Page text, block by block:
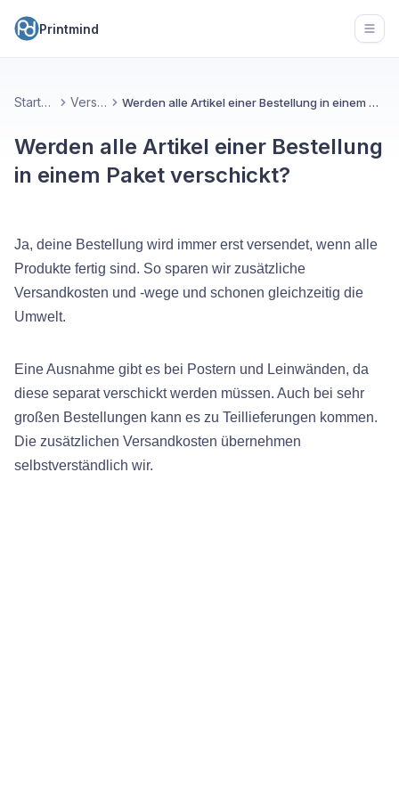
Printmind
Startseite Versand Werden alle Artikel einer Bestellung in einem Paket verschickt?
Werden alle Artikel einer Bestellung
in einem Paket verschickt?
Ja, deine Bestellung wird immer erst versendet, wenn alle
Produkte fertig sind. So sparen wir zusätzliche
Versandkosten und -wege und schonen gleichzeitig die
Umwelt.
Eine Ausnahme gibt es bei Postern und Leinwänden, da
diese separat verschickt werden müssen. Auch bei sehr
großen Bestellungen kann es zu Teillieferungen kommen.
Die zusätzlichen Versandkosten übernehmen
selbstverständlich wir.